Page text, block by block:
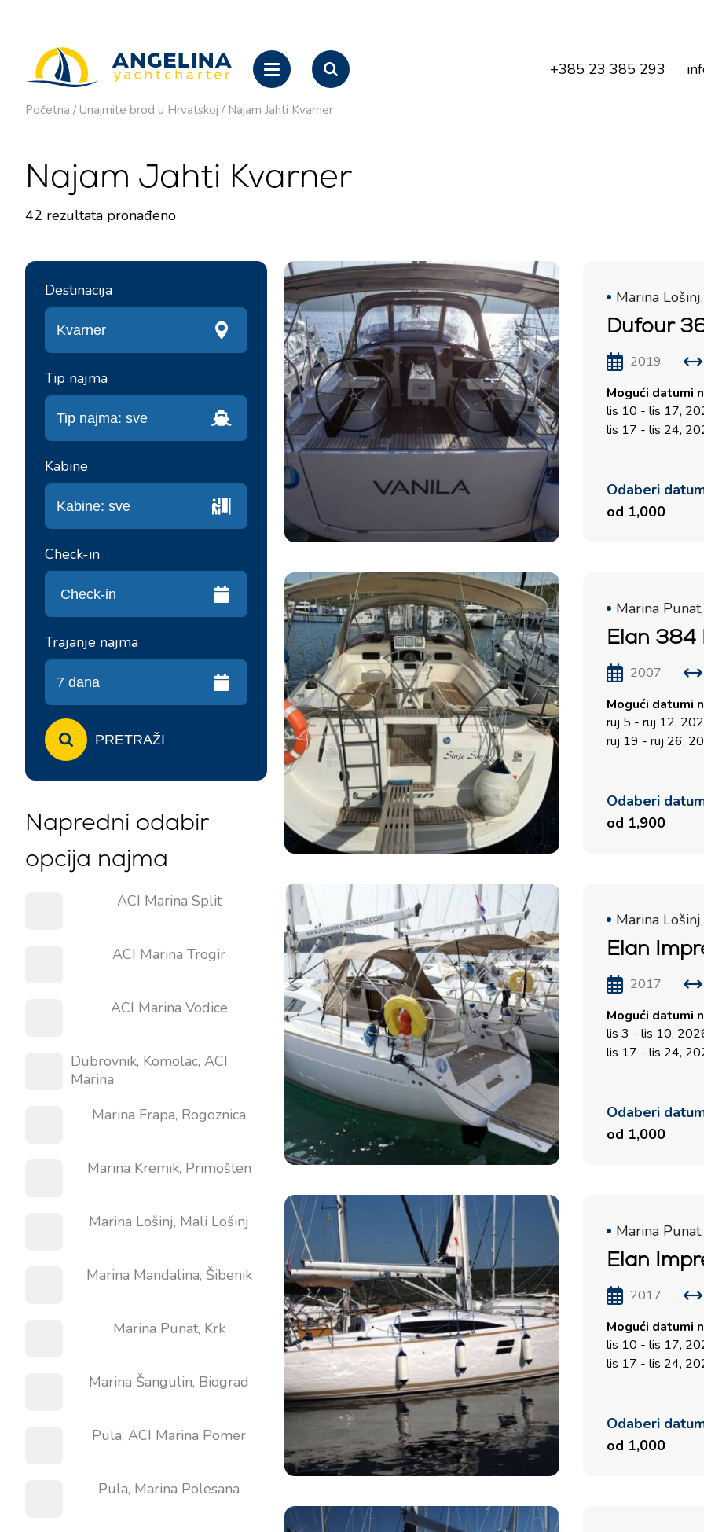
+385 23 385 293
Početna / Unajmite brod u Hrvatskoj / Najam Jahti Kvarner
Najam Jahti Kvarner
42 rezultata pronađeno
Marina
Dufour
2019
Mogući datumi
lis 10 - lis 17,
lis 17 - lis 24,
Odaberi
od 1,000
Marina
Elan 384
2007
Mogući datumi
ruj 5 - ruj 12,
ruj 19 - ruj 26,
Odaberi
od 1,900
Marina
Elan
2017
Mogući datumi
lis 3 - lis 10,
lis 17 - lis 24,
Odaberi
od 1,000
Marina
Elan
2017
Mogući datumi
lis 10 - lis 17,
lis 17 - lis 24,
Odaberi
od 1,000
Destinacija
Tip najma
Kabine
Check-in
Trajanje najma
PRETRAŽI
Napredni odabir
opcija najma
ACI Marina Split
ACI Marina Trogir
ACI Marina Vodice
Dubrovnik, Komolac, ACI
Marina
Marina Frapa, Rogoznica
Marina Kremik, Primošten
Marina Lošinj, Mali Lošinj
Marina Mandalina, Šibenik
Marina Punat, Krk
Marina Šangulin, Biograd
Pula, ACI Marina Pomer
Pula, Marina Polesana
Tražilica plovila Usluge Destinacije